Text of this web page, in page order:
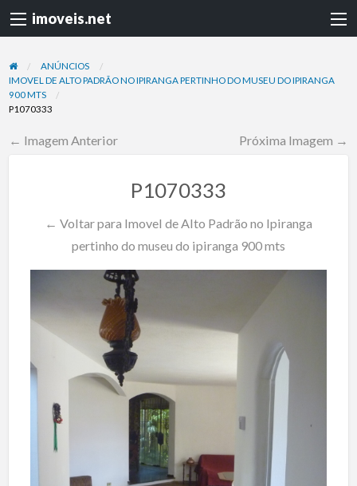
imoveis.net
ANÚNCIOS
IMOVEL DE ALTO PADRÃO NO IPIRANGA PERTINHO DO MUSEU DO IPIRANGA
900 MTS
P1070333
← Imagem Anterior Próxima Imagem →
P1070333
← Voltar para Imovel de Alto Padrão no Ipiranga
pertinho do museu do ipiranga 900 mts